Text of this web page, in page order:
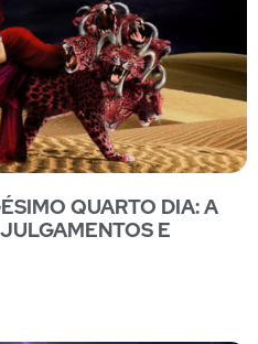
QUARTO DIA: A
E